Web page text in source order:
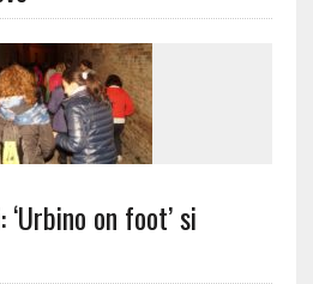
on foot’ si